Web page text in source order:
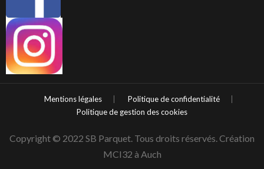
Mentions légales
Politique de confidentialité
Politique de gestion des cookies
Copyright © 2022 SB Parquet. Tous droits réservés. Création
MCI32 à Auch